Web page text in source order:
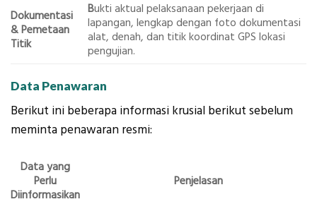
Dokumentasi
& Pemetaan
Titik
Bukti aktual pelaksanaan pekerjaan di
lapangan, lengkap dengan foto dokumentasi
alat, denah, dan titik koordinat GPS lokasi
pengujian.
Data Penawaran
Berikut ini beberapa informasi krusial berikut sebelum
meminta penawaran resmi:
Data yang
Perlu
Diinformasikan
Penjelasan